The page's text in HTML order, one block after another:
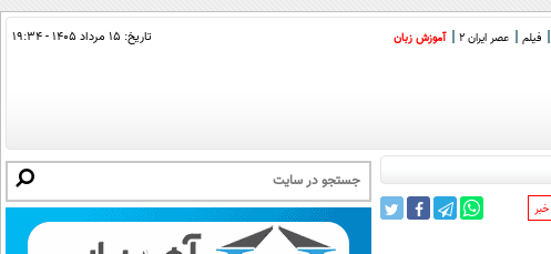
فیلم عصر ایران 2 آموزش زبان تاریخ: ۱۵ مرداد ۱۴۰۵ - ۱۹:۳۴